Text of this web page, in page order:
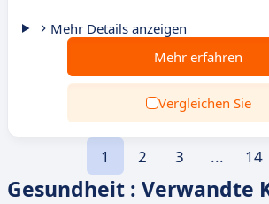
Mehr Details anzeigen
Mehr erfahren
Vergleichen Sie
1 2 3 ... 14
Gesundheit : Verwandte